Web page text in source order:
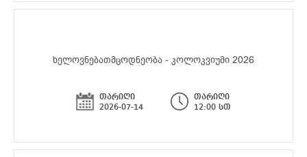
ხელოვნებათმცოდნეობა - კოლოკვიუმი 2026
თარიღი
2026-07-14
თარიღი
12:00 სთ